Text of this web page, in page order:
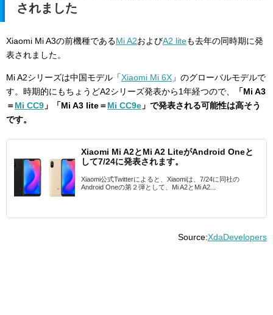
されました
Xiaomi Mi A3の前機種であるMi A2およびA2 liteも去年の同時期に発
表されました。
Mi A2シリーズは中国モデル「Xiaomi Mi 6X 」のグローバルモデルで
す。時期的にもちょうどA2シリーズ発表から1年経つので、
「Mi A3
＝Mi CC9 」「Mi A3 lite＝Mi CC9e 」で発表される可能性は高そう
です。
Xiaomi Mi A2とMi A2 LiteがAndroid Oneと
して7/24に発表されます。
Xiaomi公式Twitterによると、Xiaomiは、7/24に同社の
Android Oneの第２弾として、Mi A2とMi A2...
Source:XdaDevelopers